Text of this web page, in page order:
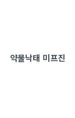
약물낙태 미프진